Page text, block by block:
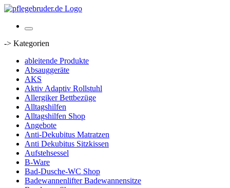
-> Kategorien
ableitende Produkte
Absauggeräte
AKS
Aktiv Adaptiv Rollstuhl
Allergiker Bettbezüge
Alltagshilfen
Alltagshilfen Shop
Angebote
Anti-Dekubitus Matratzen
Anti Dekubitus Sitzkissen
Aufstehsessel
B-Ware
Bad-Dusche-WC Shop
Badewannenlifter Badewannensitze